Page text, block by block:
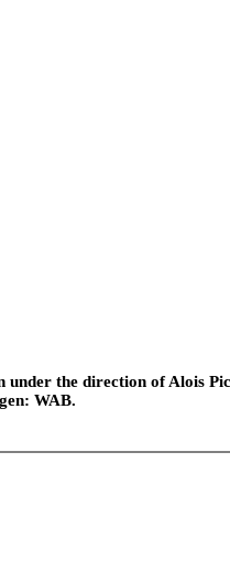
the direction of Alois
WAB.